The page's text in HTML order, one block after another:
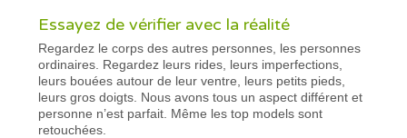
Essayez de vérifier avec la réalité
Regardez le corps des autres personnes, les personnes
ordinaires. Regardez leurs rides, leurs imperfections,
leurs bouées autour de leur ventre, leurs petits pieds,
leurs gros doigts. Nous avons tous un aspect différent et
personne n’est parfait. Même les top models sont
retouchées.